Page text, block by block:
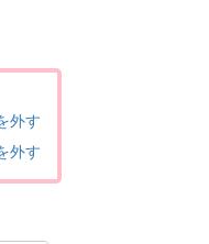
外す
外す